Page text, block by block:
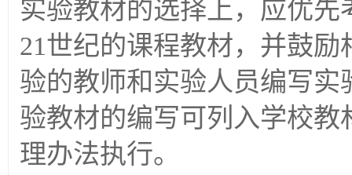
实验教材的选择上，应优
21世纪的课程教材，并鼓
验的教师和实验人员编写
验教材的编写可列入学校
理办法执行。